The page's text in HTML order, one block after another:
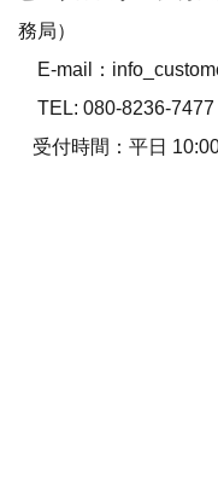
務局）
E-mail：
TEL: 080-8236-7477
受付時間：平日